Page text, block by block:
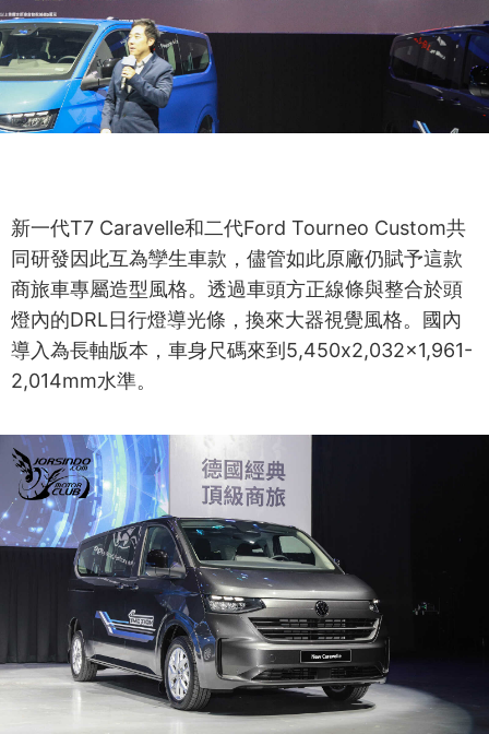
新一代T7 Caravelle和二代Ford Tourneo Custom共
同研發因此互為孿生車款，儘管如此原廠仍賦予這款
商旅車專屬造型風格。透過車頭方正線條與整合於頭
燈內的DRL日行燈導光條，換來大器視覺風格。國內
導入為長軸版本，車身尺碼來到5,450x2,032x1,961-
2,014mm水準。